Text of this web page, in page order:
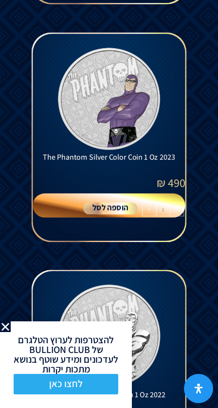
The Phantom Silver Color Coin 1 Oz 2023
490
₪
-
+ הוספה לסל
The Phantom Silver Coin 1 Oz 2022
להצטרפות לערוץ הטלגרם
של BULLION CLUB
לעדכונים ומידע שוטף בנושא
מתכות יקרות
לחצו כאן